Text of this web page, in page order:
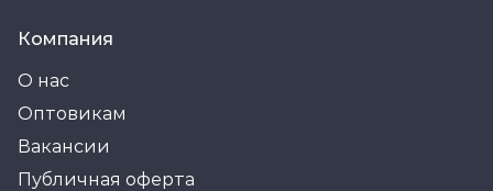
Компания
О нас
Оптовикам
Вакансии
Публичная оферта